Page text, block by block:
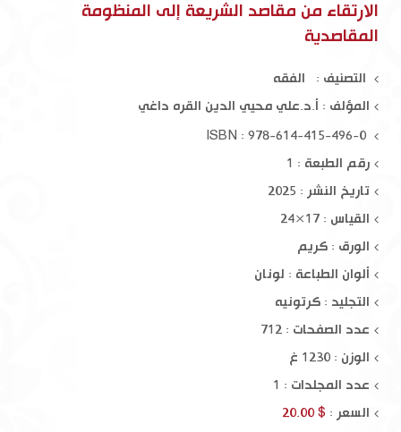
الارتقاء من مقاصد الشريعة إلى المنظومة
المقاصدية
التصنيف : الفقه
المؤلف : أ.د.علي محيي الدين القره داغي
رقم الطبعة : 1
تاريخ النشر : 2025
القياس : 17×24
الورق : كريم
ألوان الطباعة : لونان
التجليد : كرتونيه
عدد الصفحات : 712
الوزن : 1230 غ
عدد المجلدات : 1
السعر : $ 20.00